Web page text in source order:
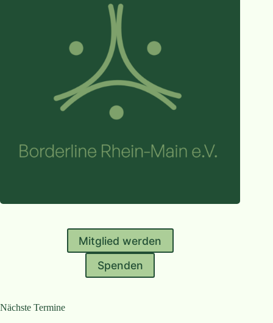
Mitglied werden
Spenden
Nächste Termine